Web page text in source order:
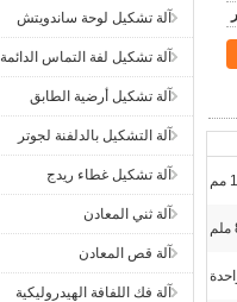
آلة تشكيل لوحة ساندويتش
آلة تشكيل لفة التماس الدائمة
آلة تشكيل أرضية الطابق
آلة التشكيل بالدلفنة لجوتر
آلة تشكيل غطاء ريدج
آلة ثني المعادن
آلة قص المعادن
آلة فك اللفافة الهيدروليكية